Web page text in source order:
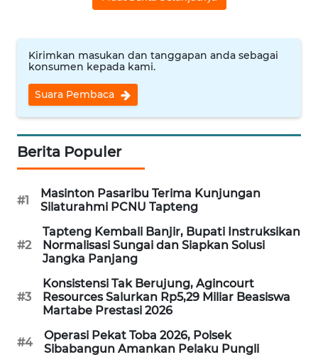
Kirimkan masukan dan tanggapan anda sebagai
konsumen kepada kami.
Suara Pembaca
Berita Populer
#1
Masinton Pasaribu Terima Kunjungan
Silaturahmi PCNU Tapteng
#2
Tapteng Kembali Banjir, Bupati Instruksikan
Normalisasi Sungai dan Siapkan Solusi
Jangka Panjang
#3
Konsistensi Tak Berujung, Agincourt
Resources Salurkan Rp5,29 Miliar Beasiswa
Martabe Prestasi 2026
#4
Operasi Pekat Toba 2026, Polsek
Sibabangun Amankan Pelaku Pungli
INDRAMAYU
WN
KUNINGAN
WN
MAJALENGKA
WN
SUBANG
WN
SUKABUMI
WN
PURWAKARTA
WN